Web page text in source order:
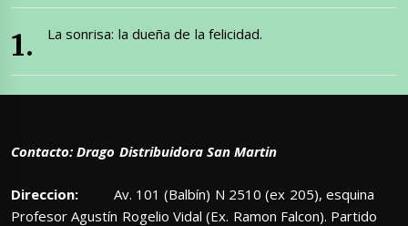
La sonrisa: la dueña de la felicidad.
Contacto: Drago Distribuidora San Martin
Direccion: Av. 101 (Balbín) N 2510 (ex 205), esquina
Profesor Agustín Rogelio Vidal (Ex. Ramon Falcon). Partido